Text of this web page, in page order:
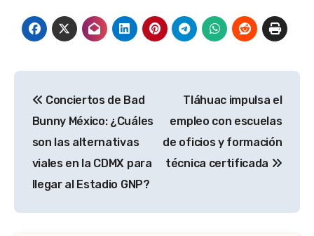
de
entradas
Conciertos de Bad
Bunny México: ¿Cuáles
son las alternativas
viales en la CDMX para
llegar al Estadio GNP?
Tláhuac impulsa el
empleo con escuelas
de oficios y formación
técnica certificada